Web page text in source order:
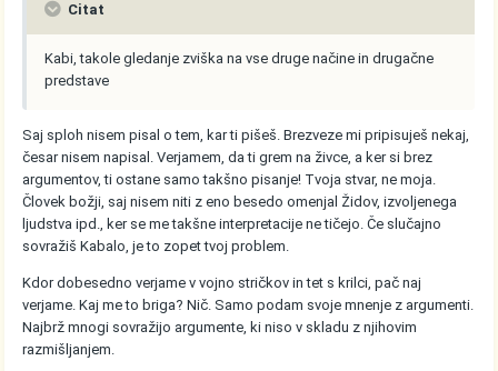
Citat
Kabi, takole gledanje zviška na vse druge načine in drugačne
predstave
Saj sploh nisem pisal o tem, kar ti pišeš. Brezveze mi pripisuješ nekaj,
česar nisem napisal. Verjamem, da ti grem na živce, a ker si brez
argumentov, ti ostane samo takšno pisanje! Tvoja stvar, ne moja.
Človek božji, saj nisem niti z eno besedo omenjal Židov, izvoljenega
ljudstva ipd., ker se me takšne interpretacije ne tičejo. Če slučajno
sovražiš Kabalo, je to zopet tvoj problem.
Kdor dobesedno verjame v vojno stričkov in tet s krilci, pač naj
verjame. Kaj me to briga? Nič. Samo podam svoje mnenje z argumenti.
Najbrž mnogi sovražijo argumente, ki niso v skladu z njihovim
razmišljanjem.